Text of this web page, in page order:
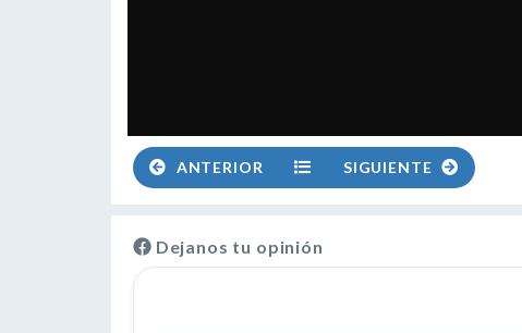
ANTERIOR SIGUIENTE
Dejanos tu opinión